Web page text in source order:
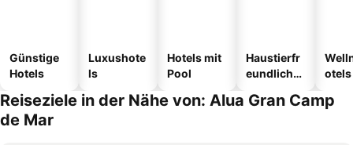
Günstige
Hotels
Luxushote
ls
Hotels mit
Pool
Haustierfr
eundliche
otels
Reiseziele in der Nähe von: Alua Gran Camp
de Mar